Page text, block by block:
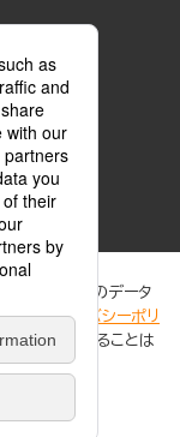
からコンテンツ使用許諾を
第6091713号)です。
ちら。
にCookie等のデータ
、「プライバシーポリ
情報を追跡することは